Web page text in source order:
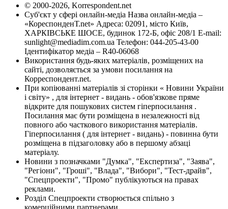
© 2000-2026, Korrespondent.net
Суб'єкт у сфері онлайн-медіа Назва онлайн-медіа –
«КореспонденТ.net» Адреса: 02091, місто Київ,
ХАРКІВСЬКЕ ШОСЕ, будинок 172-Б, офіс 208/1 E-mail:
sunlight@mediadim.com.ua Телефон: 044-205-43-00
Ідентифікатор медіа – R40-06068
Використання будь-яких матеріалів, розміщених на
сайті, дозволяється за умови посилання на
Корреспондент.net.
При копіюванні матеріалів зі сторінки « Новини України
і світу» , для інтернет - видань - обов'язкове пряме
відкрите для пошукових систем гіперпосилання .
Посилання має бути розміщена в незалежності від
повного або часткового використання матеріалів.
Гіперпосилання ( для інтернет - видань) - повинна бути
розміщена в підзаголовку або в першому абзаці
матеріалу.
Новини з позначками "Думка", "Експертиза", "Заява",
"Регіони", "Гроші", "Влада", "Вибори", "Тест-драйв",
"Спецпроекти", "Промо" публікуються на правах
реклами.
Розділ Спецпроекти створюється спільно з
комерційними партнерами.